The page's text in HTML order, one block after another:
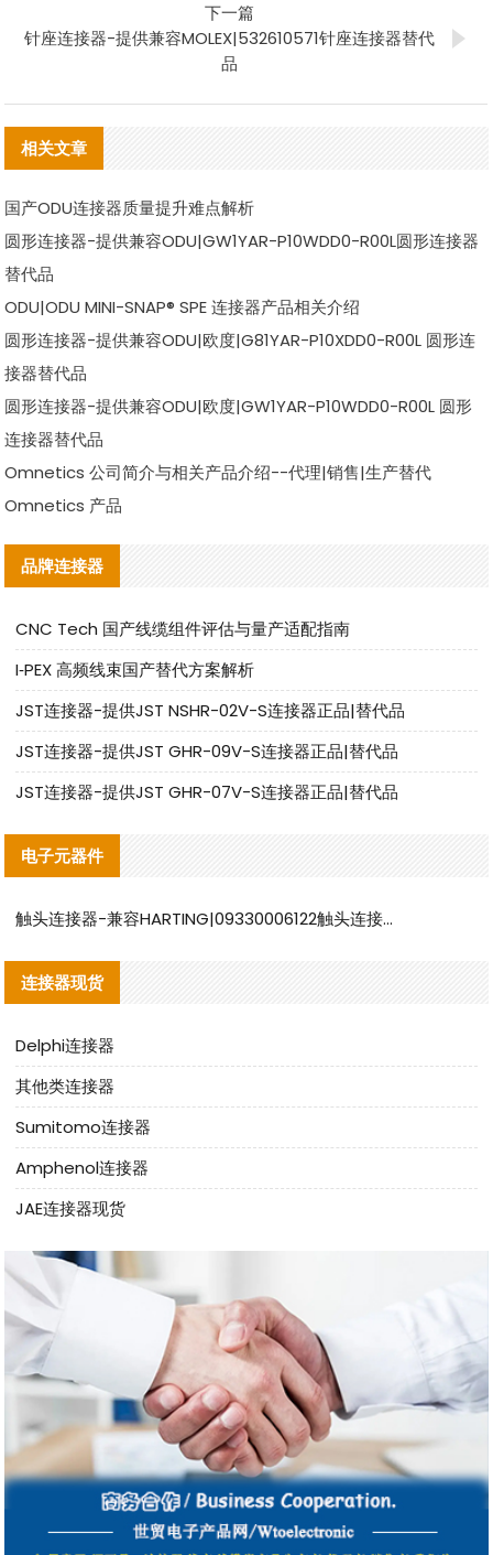
下一篇
针座连接器-提供兼容MOLEX|532610571针座连接器替代
品
相关文章
国产ODU连接器质量提升难点解析
圆形连接器-提供兼容ODU|GW1YAR-P10WDD0-R00L圆形连接器
替代品
ODU|ODU MINI-SNAP® SPE 连接器产品相关介绍
圆形连接器-提供兼容ODU|欧度|G81YAR-P10XDD0-R00L 圆形连
接器替代品
圆形连接器-提供兼容ODU|欧度|GW1YAR-P10WDD0-R00L 圆形
连接器替代品
Omnetics 公司简介与相关产品介绍--代理|销售|生产替代
Omnetics 产品
品牌连接器
CNC Tech 国产线缆组件评估与量产适配指南
I‑PEX 高频线束国产替代方案解析
JST连接器-提供JST NSHR-02V-S连接器正品|替代品
JST连接器-提供JST GHR-09V-S连接器正品|替代品
JST连接器-提供JST GHR-07V-S连接器正品|替代品
电子元器件
触头连接器-兼容HARTING|09330006122触头连接器替代品说明
连接器现货
Delphi连接器
其他类连接器
Sumitomo连接器
Amphenol连接器
JAE连接器现货